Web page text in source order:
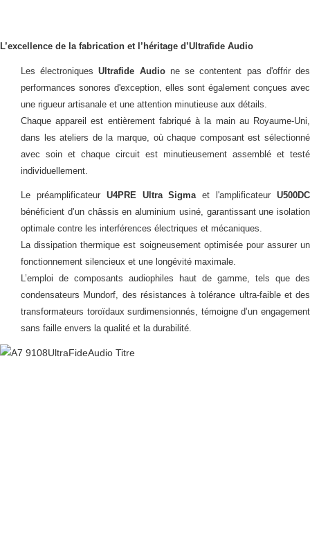
L’excellence de la fabrication et l’héritage d’Ultrafide Audio
Les électroniquesUltrafide Audione se contentent pas d'offrir des
performances sonores d'exception, elles sont également conçues avec
une rigueur artisanale et une attention minutieuse aux détails.
Chaque appareil est entièrement fabriqué à la main au Royaume-Uni,
dans les ateliers de la marque, où chaque composant est sélectionné
avec soin et chaque circuit est minutieusement assemblé et testé
individuellement.
Le préamplificateur U4PRE Ultra Sigmaet l'amplificateurU500DC
bénéficient d’un châssis en aluminium usiné, garantissant une isolation
optimale contre les interférences électriques et mécaniques.
La dissipation thermique est soigneusement optimisée pour assurer un
fonctionnement silencieux et une longévité maximale.
L’emploi de composants audiophiles haut de gamme, tels que des
condensateurs Mundorf, des résistances à tolérance ultra-faible et des
transformateurs toroïdaux surdimensionnés, témoigne d’un engagement
sans faille envers la qualité et la durabilité.